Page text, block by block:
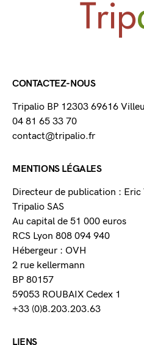
CONTACTEZ-NOUS
Tripalio BP 12303 69616
04 81 65 33 70
contact@tripalio.fr
MENTIONS LÉGALES
Directeur de publication : Eric
Tripalio SAS
Au capital de 51 000 euros
RCS Lyon 808 094 940
Hébergeur : OVH
2 rue kellermann
BP 80157
59053 ROUBAIX Cedex 1
+33 (0)8.203.203.63
LIENS